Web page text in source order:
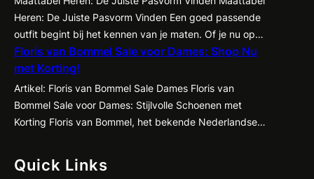
waardoor kleding beter tot zijn recht komt en je
zelfvertrouwen een boost krijgt. Een…
Heren: De Juiste Pasvorm Vinden Een goed passende
outfit begint bij het kennen van je maten. Of je nu op
zoek bent naar een nieuw pak, een casual shirt of een
paar jeans, het is essentieel om te weten welke maat
het beste bij jou past. Met de…
Floris van Bommel Sale voor Dames: Shop Nu
met Korting!
Artikel: Floris van Bommel Sale Dames Floris van
Bommel Sale voor Dames: Stijlvolle Schoenen met
Korting Floris van Bommel, het bekende Nederlandse
dames! Ben je op zoek naar stijlvolle en comfortabele
Quick Links